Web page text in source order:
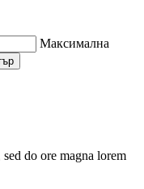
Максимална
do ore magna lorem